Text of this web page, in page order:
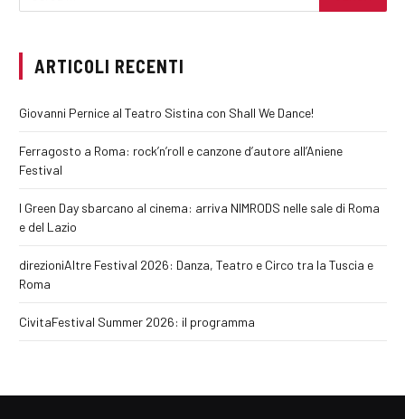
ARTICOLI RECENTI
Giovanni Pernice al Teatro Sistina con Shall We Dance!
Ferragosto a Roma: rock’n’roll e canzone d’autore all’Aniene
Festival
I Green Day sbarcano al cinema: arriva NIMRODS nelle sale di Roma
e del Lazio
direzioniAltre Festival 2026: Danza, Teatro e Circo tra la Tuscia e
Roma
CivitaFestival Summer 2026: il programma